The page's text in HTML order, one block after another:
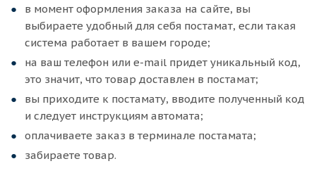
в момент оформления заказа на сайте, вы
выбираете удобный для себя постамат, если такая
система работает в вашем городе;
на ваш телефон или e-mail придет уникальный код,
это значит, что товар доставлен в постамат;
вы приходите к постамату, вводите полученный код
и следует инструкциям автомата;
оплачиваете заказ в терминале постамата;
забираете товар.